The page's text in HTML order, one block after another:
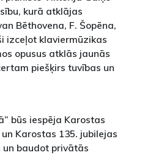
kurā atklājas
Bēthovena, F. Šopēna,
izceļot klaviermūzikas
opusus atklās jaunās
piešķirs tuvības un
būs iespēja Karostas
Karostas 135. jubilejas
baudot privātās